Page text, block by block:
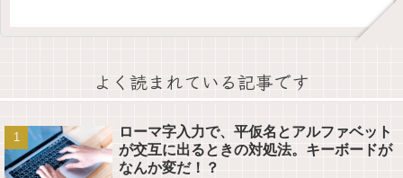
よく読まれている記事です
ローマ字入力で、平仮名とアルファベット
が交互に出るときの対処法。キーボードが
なんか変だ！？